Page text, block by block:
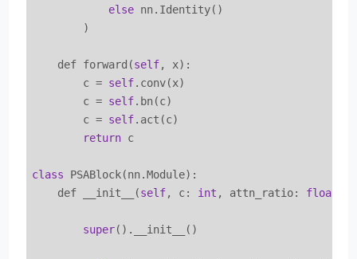
else nn.Identity()
        )
    def forward(
self, x):
        c =
self.conv(x)
        c =
self.bn(c)
        c =
self.act(c)
return c
class PSABlock(nn.Module):
    def __init__(
self, c: int , attn_ratio: float
super().__init__()